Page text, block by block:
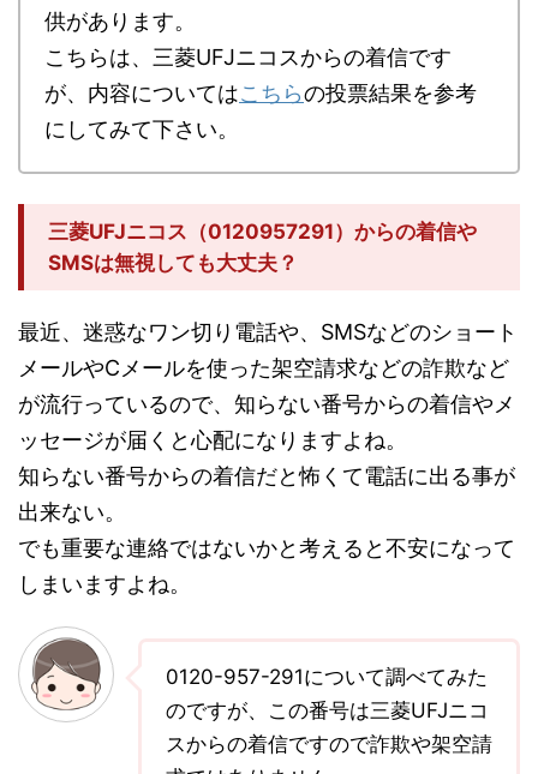
供があります。
こちらは、三菱UFJニコスからの着信です
が、内容についてはこちらの投票結果を参考
にしてみて下さい。
三菱UFJニコス（0120957291）からの着信や
SMSは無視しても大丈夫？
最近、迷惑なワン切り電話や、SMSなどのショート
メールやCメールを使った架空請求などの詐欺など
が流行っているので、知らない番号からの着信やメ
ッセージが届くと心配になりますよね。
知らない番号からの着信だと怖くて電話に出る事が
出来ない。
でも重要な連絡ではないかと考えると不安になって
しまいますよね。
0120-957-291について調べてみた
のですが、この番号は三菱UFJニコ
スからの着信ですので詐欺や架空請